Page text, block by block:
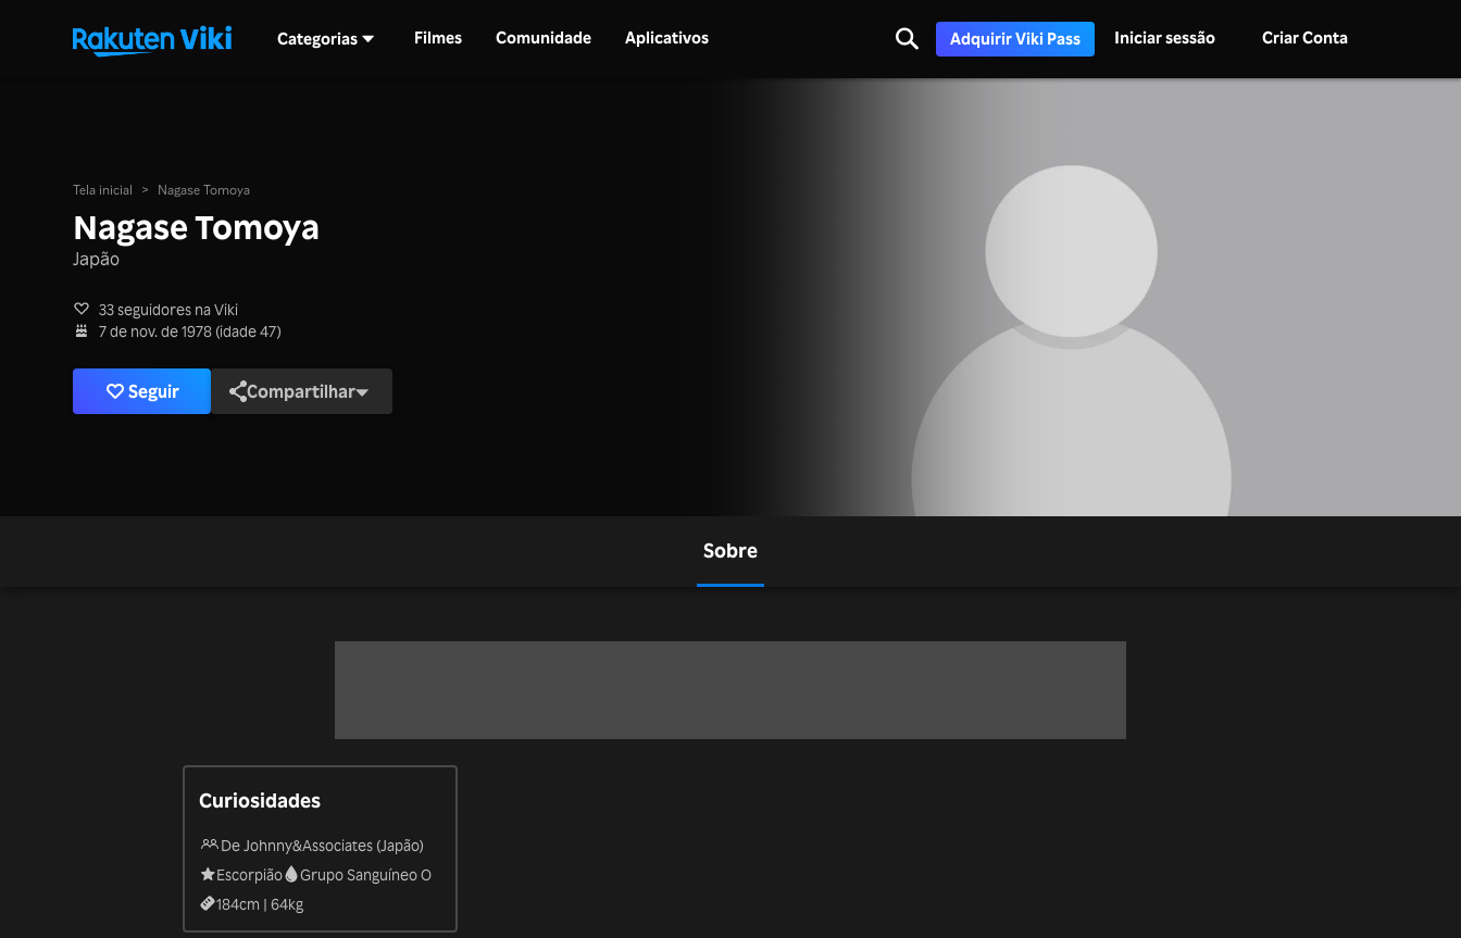
Categorias Filmes Comunidade Aplicativos Adquirir Viki Pass Iniciar sessão Criar Conta
Tela inicial > Nagase Tomoya
Nagase Tomoya
Japão
33 seguidores na Viki
7 de nov. de 1978 (idade 47)
Seguir Compartilhar
Sobre
Curiosidades
De Johnny&Associates (Japão)
Escorpião
Grupo Sanguíneo O
184cm | 64kg